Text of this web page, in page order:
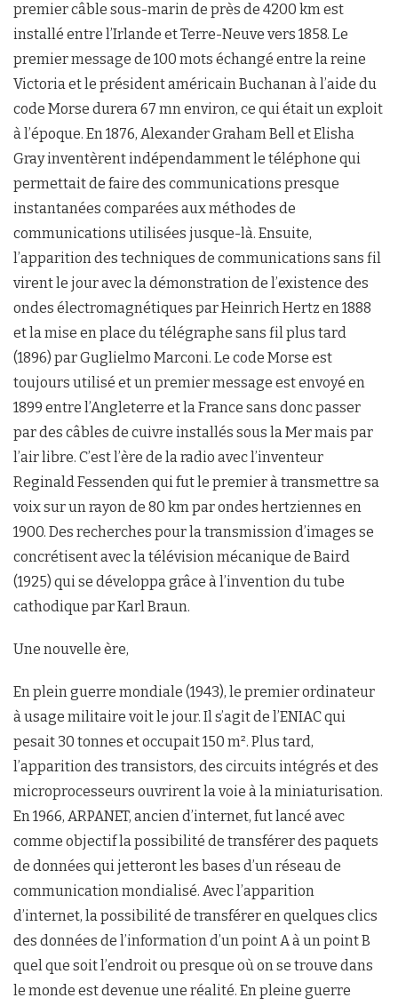
premier câble sous-marin de près de 4200 km est
installé entre l’Irlande et Terre-Neuve vers 1858. Le
premier message de 100 mots échangé entre la reine
Victoria et le président américain Buchanan à l’aide du
code Morse durera 67 mn environ, ce qui était un exploit
à l’époque. En 1876, Alexander Graham Bell et Elisha
Gray inventèrent indépendamment le téléphone qui
permettait de faire des communications presque
instantanées comparées aux méthodes de
communications utilisées jusque-là. Ensuite,
l’apparition des techniques de communications sans fil
virent le jour avec la démonstration de l’existence des
ondes électromagnétiques par Heinrich Hertz en 1888
et la mise en place du télégraphe sans fil plus tard
(1896) par Guglielmo Marconi. Le code Morse est
toujours utilisé et un premier message est envoyé en
1899 entre l’Angleterre et la France sans donc passer
par des câbles de cuivre installés sous la Mer mais par
l’air libre. C’est l’ère de la radio avec l’inventeur
Reginald Fessenden qui fut le premier à transmettre sa
voix sur un rayon de 80 km par ondes hertziennes en
1900. Des recherches pour la transmission d’images se
concrétisent avec la télévision mécanique de Baird
(1925) qui se développa grâce à l’invention du tube
cathodique par Karl Braun.
Une nouvelle ère,
En plein guerre mondiale (1943), le premier ordinateur
à usage militaire voit le jour. Il s’agit de l’ENIAC qui
pesait 30 tonnes et occupait 150 m². Plus tard,
l’apparition des transistors, des circuits intégrés et des
microprocesseurs ouvrirent la voie à la miniaturisation.
En 1966, ARPANET, ancien d’internet, fut lancé avec
comme objectif la possibilité de transférer des paquets
de données qui jetteront les bases d’un réseau de
communication mondialisé. Avec l’apparition
d’internet, la possibilité de transférer en quelques clics
des données de l’information d’un point A à un point B
quel que soit l’endroit ou presque où on se trouve dans
le monde est devenue une réalité. En pleine guerre